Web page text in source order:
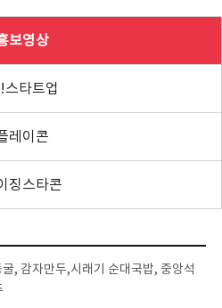
보영상
스타트업
레이콘
징스타콘
, 감자만두,시래기 순대국밥, 중앙석